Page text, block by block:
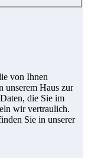
von Ihnen
unserem Haus zur
die Sie im
wir vertraulich.
Sie in unserer